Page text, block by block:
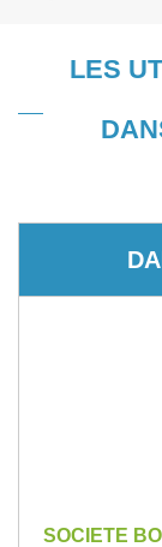
LES
SOCIETE